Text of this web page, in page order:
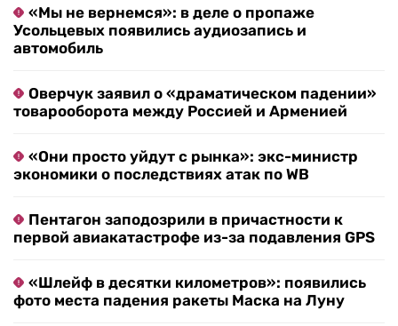
«Мы не вернемся»: в деле о пропаже
Усольцевых появились аудиозапись и
автомобиль
Оверчук заявил о «драматическом падении»
товарооборота между Россией и Арменией
«Они просто уйдут с рынка»: экс-министр
экономики о последствиях атак по WB
Пентагон заподозрили в причастности к
первой авиакатастрофе из-за подавления GPS
«Шлейф в десятки километров»: появились
фото места падения ракеты Маска на Луну